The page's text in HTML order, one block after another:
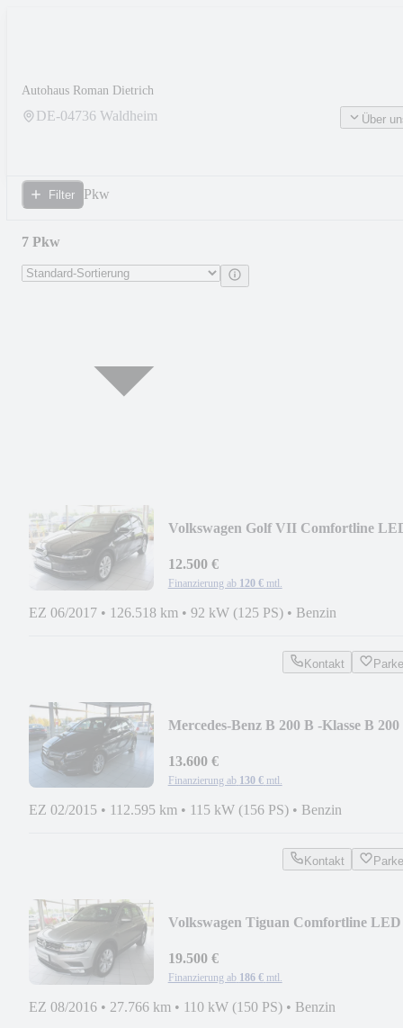
Autohaus Roman Dietrich
DE-04736 Waldheim Über
Filter Pkw
7 Pkw
Volkswagen Golf VII Comfortline
12.500 €
Finanzierung ab 120 € mtl.
EZ 06/2017 • 126.518 km • 92 kW (125 PS) • Benzin
Kontakt
Mercedes-Benz B 200 B -Klasse B 200
13.600 €
Finanzierung ab 130 € mtl.
EZ 02/2015 • 112.595 km • 115 kW (156 PS) • Benzin
Kontakt
Volkswagen Tiguan Comfortline LED
19.500 €
Finanzierung ab 186 € mtl.
EZ 08/2016 • 27.766 km • 110 kW (150 PS) • Benzin